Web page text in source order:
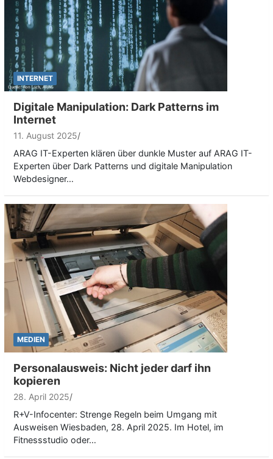
INTERNET
Digitale Manipulation: Dark Patterns im
Internet
11. August 2025
ARAG IT-Experten klären über dunkle Muster auf ARAG IT-
Experten über Dark Patterns und digitale Manipulation
Webdesigner…
MEDIEN
Personalausweis: Nicht jeder darf ihn
kopieren
28. April 2025
R+V-Infocenter: Strenge Regeln beim Umgang mit
Ausweisen Wiesbaden, 28. April 2025. Im Hotel, im
Fitnessstudio oder…